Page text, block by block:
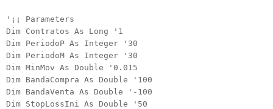
'¡¡ Parameters
Dim Contratos As Long '1
Dim PeriodoP As Integer '30
Dim PeriodoM As Integer '30
Dim MinMov As Double '0.015
Dim BandaCompra As Double '100
Dim BandaVenta As Double '-100
Dim StopLossIni As Double '50